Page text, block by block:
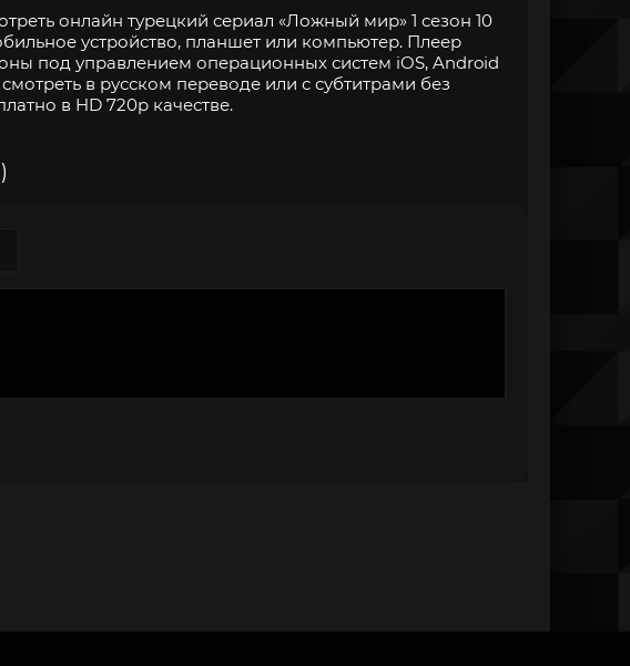
онлайн турецкий сериал «Ложный мир» 1 сезон 10
устройство, планшет или компьютер. Плеер
под управлением операционных систем iOS, Android
в русском переводе или с субтитрами без
в HD 720p качестве.